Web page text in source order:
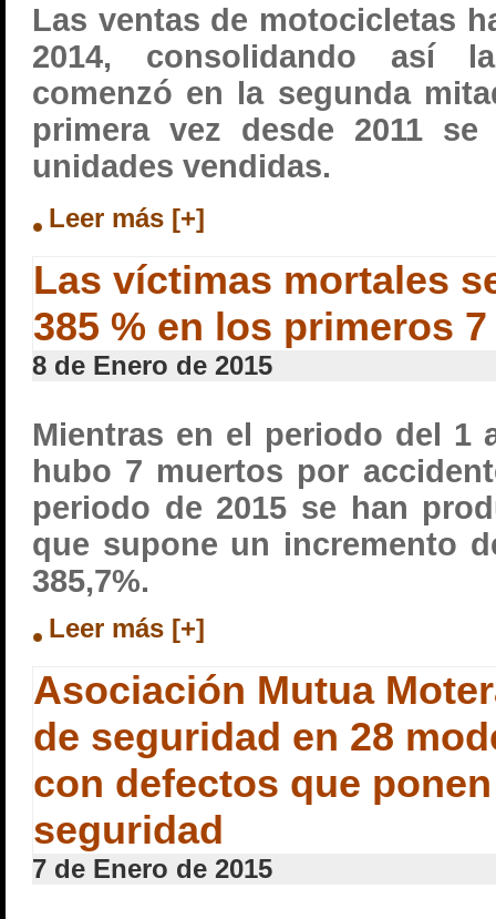
Las ventas de motocicletas
2014, consolidando así
comenzó en la segunda
primera vez desde 2011 se
unidades vendidas.
Leer más [+]
Las víctimas mortales
385 % en los primeros
8 de Enero de 2015
Mientras en el periodo del 1
hubo 7 muertos por
periodo de 2015 se han
que supone un incremento
385,7%.
Leer más [+]
Asociación Mutua
de seguridad en 28
con defectos que
seguridad
7 de Enero de 2015